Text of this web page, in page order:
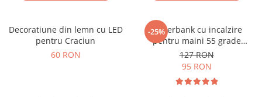
Decoratiune din lemn cu LED
pentru Craciun
60 RON
-25%
Powerbank cu incalzire
pentru maini 55 grade
Bucuria frigurosilor
10000mAh
127 RON
95 RON